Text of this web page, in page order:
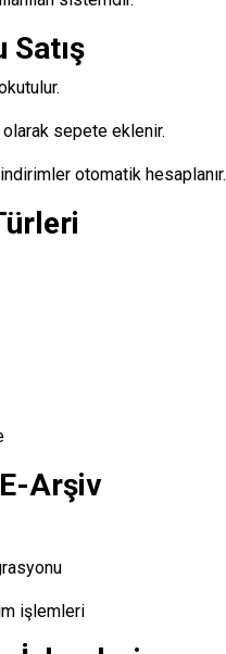
sepete eklenir.
otomatik hesaplanır.
Arşiv
işlemleri